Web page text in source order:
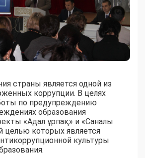
страны является одной из
коррупции. В целях
по предупреждению
образования
«Адал ұрпақ» и «Саналы
целью которых является
культуры